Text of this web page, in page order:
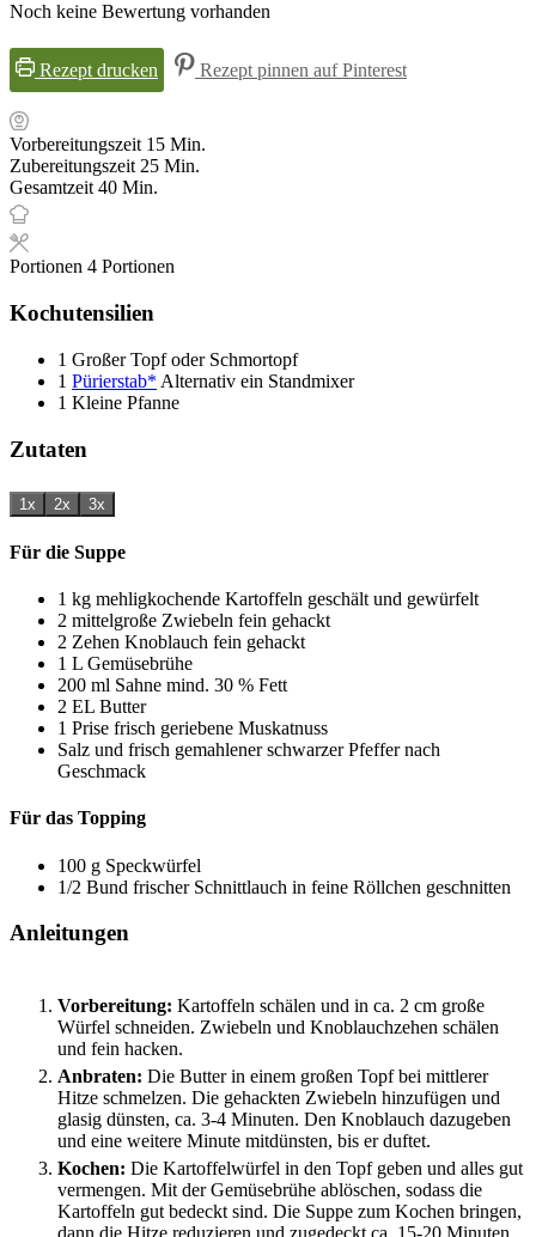
Noch keine Bewertung vorhanden
Rezept drucken Rezept pinnen auf Pinterest
Vorbereitungszeit 15Minuten
Min.
Zubereitungszeit25Minuten
Min.
Gesamtzeit40Minuten
Min.
Portionen 4 Portionen
Kochutensilien
1 Großer Topf oder Schmortopf
1 Pürierstab* Alternativ ein Standmixer
1 Kleine Pfanne
Zutaten
1x 2x 3x
Für die Suppe
1 kg mehligkochende Kartoffeln geschält und gewürfelt
2 mittelgroße Zwiebeln fein gehackt
2 Zehen Knoblauch fein gehackt
1 L Gemüsebrühe
200 ml Sahne mind. 30 % Fett
2 EL Butter
1 Prise frisch geriebene Muskatnuss
Salz und frisch gemahlener schwarzer Pfeffer nach
Geschmack
Für das Topping
100 g Speckwürfel
1/2 Bund frischer Schnittlauch in feine Röllchen geschnitten
Anleitungen
Vorbereitung: Kartoffeln schälen und in ca. 2 cm große
Würfel schneiden. Zwiebeln und Knoblauchzehen schälen
und fein hacken.
Anbraten: Die Butter in einem großen Topf bei mittlerer
Hitze schmelzen. Die gehackten Zwiebeln hinzufügen und
glasig dünsten, ca. 3-4 Minuten. Den Knoblauch dazugeben
und eine weitere Minute mitdünsten, bis er duftet.
Kochen: Die Kartoffelwürfel in den Topf geben und alles gut
vermengen. Mit der Gemüsebrühe ablöschen, sodass die
Kartoffeln gut bedeckt sind. Die Suppe zum Kochen bringen,
dann die Hitze reduzieren und zugedeckt ca. 15-20 Minuten